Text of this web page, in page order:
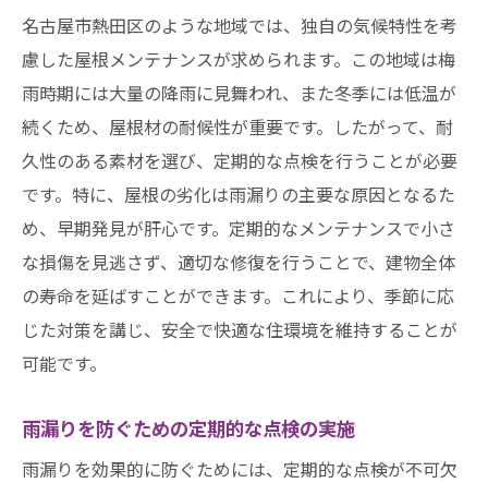
風の強い日でも安心！熱田区での屋根雨漏り対
策の最新トレンド
最新の屋根修理技術とその利点
風に強い屋根材の選び方
耐風性を高めるための設計ポイント
新しい雨漏り防止技術の導入
風によるダメージを防ぐ工夫
未来の屋根技術とその可能性
地域に適した屋根修理法熱田区の気候に合った
アプローチとは
気候に合わせた修理方法の利点
熱田区での屋根修理のベストプラクティス
名古屋市熱田区のような地域では、独自の気候特性を考
慮した屋根メンテナンスが求められます。この地域は梅
雨時期には大量の降雨に見舞われ、また冬季には低温が
続くため、屋根材の耐候性が重要です。したがって、耐
久性のある素材を選び、定期的な点検を行うことが必要
です。特に、屋根の劣化は雨漏りの主要な原因となるた
め、早期発見が肝心です。定期的なメンテナンスで小さ
な損傷を見逃さず、適切な修復を行うことで、建物全体
の寿命を延ばすことができます。これにより、季節に応
じた対策を講じ、安全で快適な住環境を維持することが
可能です。
雨漏りを防ぐための定期的な点検の実施
雨漏りを効果的に防ぐためには、定期的な点検が不可欠